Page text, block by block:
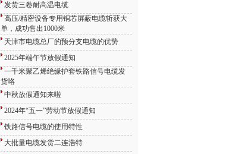
发货三卷耐高温电缆
高压/精密设备专用铜芯屏蔽电缆斩获大
单，成功售出1000米
天津市电缆总厂的预分支电缆的优势
2025年端午节放假通知
一千米聚乙烯绝缘护套铁路信号电缆发
货咯
中秋放假通知来啦
2024年“五一”劳动节放假通知
铁路信号电缆的使用特性
大批量电缆发货二连浩特